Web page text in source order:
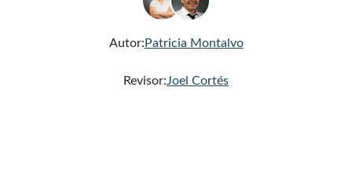
Autor: Patricia Montalvo
Revisor:Joel Cortés